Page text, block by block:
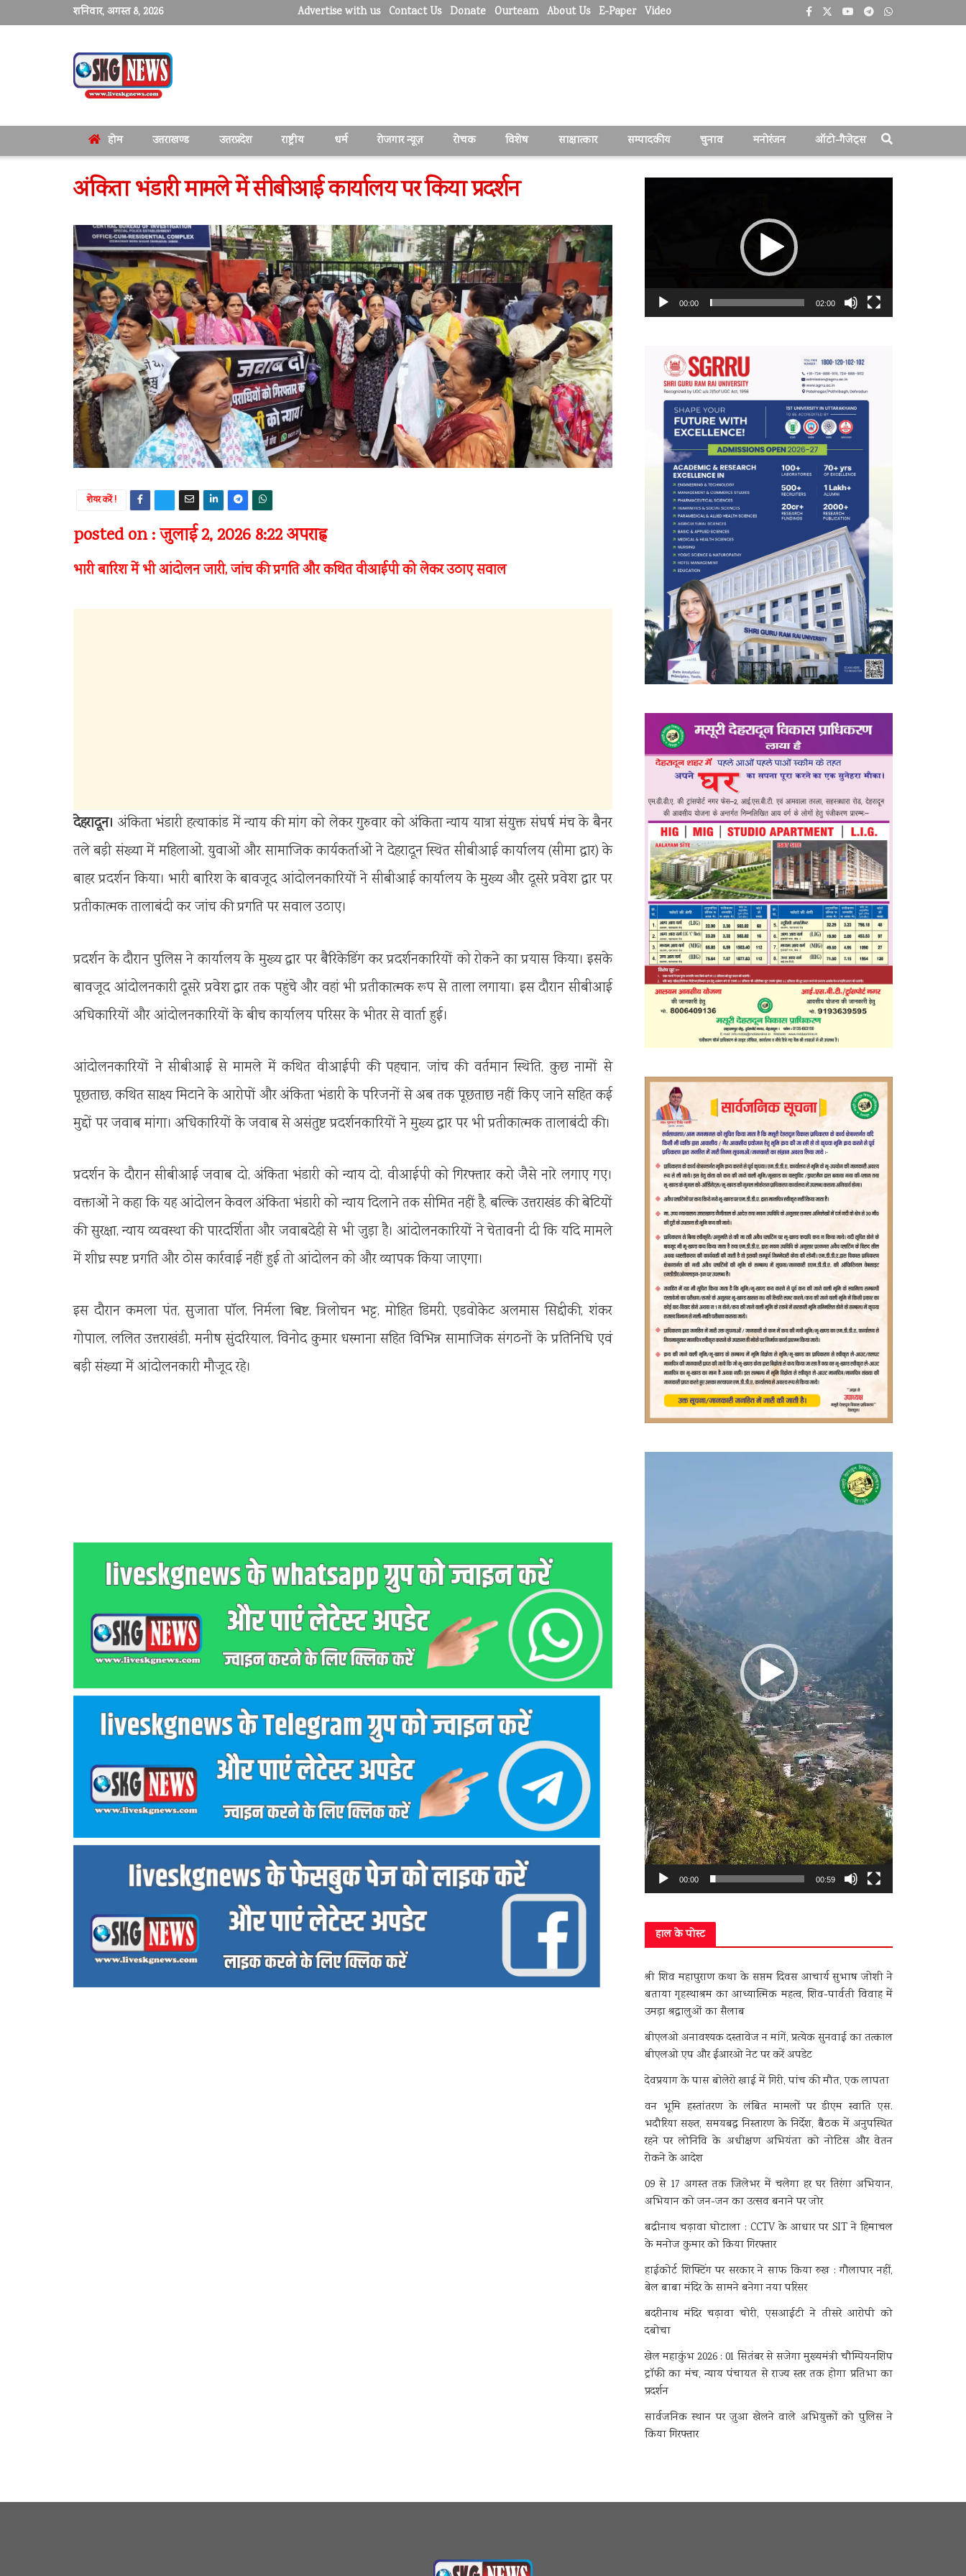
शनिवार, अगस्त 8, 2026 Advertise with us Contact Us Donate Ourteam About Us E-Paper Video
होम उत्तराखण्ड उत्तरप्रदेश राष्ट्रीय धर्म रोजगार न्यूज़ रोचक विशेष साक्षात्कार सम्पादकीय चुनाव मनोरंजन ऑटो-गैजेट्स
अंकिता भंडारी मामले में सीबीआई कार्यालय पर किया प्रदर्शन
शेयर करें !
posted on : जुलाई 2, 2026 8:22 अपराह्न
भारी बारिश में भी आंदोलन जारी, जांच की प्रगति और कथित वीआईपी को लेकर उठाए सवाल
देहरादून। अंकिता भंडारी हत्याकांड में न्याय की मांग को लेकर गुरुवार को अंकिता न्याय यात्रा संयुक्त संघर्ष मंच के बैनर
तले बड़ी संख्या में महिलाओं, युवाओं और सामाजिक कार्यकर्ताओं ने देहरादून स्थित सीबीआई कार्यालय (सीमा द्वार) के
बाहर प्रदर्शन किया। भारी बारिश के बावजूद आंदोलनकारियों ने सीबीआई कार्यालय के मुख्य और दूसरे प्रवेश द्वार पर
प्रतीकात्मक तालाबंदी कर जांच की प्रगति पर सवाल उठाए।
प्रदर्शन के दौरान पुलिस ने कार्यालय के मुख्य द्वार पर बैरिकेडिंग कर प्रदर्शनकारियों को रोकने का प्रयास किया। इसके
बावजूद आंदोलनकारी दूसरे प्रवेश द्वार तक पहुंचे और वहां भी प्रतीकात्मक रूप से ताला लगाया। इस दौरान सीबीआई
अधिकारियों और आंदोलनकारियों के बीच कार्यालय परिसर के भीतर से वार्ता हुई।
आंदोलनकारियों ने सीबीआई से मामले में कथित वीआईपी की पहचान, जांच की वर्तमान स्थिति, कुछ नामों से
पूछताछ, कथित साक्ष्य मिटाने के आरोपों और अंकिता भंडारी के परिजनों से अब तक पूछताछ नहीं किए जाने सहित कई
मुद्दों पर जवाब मांगा। अधिकारियों के जवाब से असंतुष्ट प्रदर्शनकारियों ने मुख्य द्वार पर भी प्रतीकात्मक तालाबंदी की।
प्रदर्शन के दौरान सीबीआई जवाब दो, अंकिता भंडारी को न्याय दो, वीआईपी को गिरफ्तार करो जैसे नारे लगाए गए।
वक्ताओं ने कहा कि यह आंदोलन केवल अंकिता भंडारी को न्याय दिलाने तक सीमित नहीं है, बल्कि उत्तराखंड की बेटियों
की सुरक्षा, न्याय व्यवस्था की पारदर्शिता और जवाबदेही से भी जुड़ा है। आंदोलनकारियों ने चेतावनी दी कि यदि मामले
में शीघ्र स्पष्ट प्रगति और ठोस कार्रवाई नहीं हुई तो आंदोलन को और व्यापक किया जाएगा।
इस दौरान कमला पंत, सुजाता पॉल, निर्मला बिष्ट, त्रिलोचन भट्ट, मोहित डिमरी, एडवोकेट अलमास सिद्दीकी, शंकर
गोपाल, ललित उत्तराखंडी, मनीष सुंदरियाल, विनोद कुमार धस्माना सहित विभिन्न सामाजिक संगठनों के प्रतिनिधि एवं
बड़ी संख्या में आंदोलनकारी मौजूद रहे।
00:00 02:00
00:00 00:59
हाल के पोस्ट
श्री शिव महापुराण कथा के सप्तम दिवस आचार्य सुभाष जोशी ने
बताया गृहस्थाश्रम का आध्यात्मिक महत्व, शिव-पार्वती विवाह में
उमड़ा श्रद्धालुओं का सैलाब
बीएलओ अनावश्यक दस्तावेज न मांगें, प्रत्येक सुनवाई का तत्काल
बीएलओ एप और ईआरओ नेट पर करें अपडेट
देवप्रयाग के पास बोलेरो खाई में गिरी, पांच की मौत, एक लापता
वन भूमि हस्तांतरण के लंबित मामलों पर डीएम स्वाति एस.
भदौरिया सख्त, समयबद्ध निस्तारण के निर्देश, बैठक में अनुपस्थित
रहने पर लोनिवि के अधीक्षण अभियंता को नोटिस और वेतन
रोकने के आदेश
09 से 17 अगस्त तक जिलेभर में चलेगा हर घर तिरंगा अभियान,
अभियान को जन-जन का उत्सव बनाने पर जोर
बद्रीनाथ चढ़ावा घोटाला : CCTV के आधार पर SIT ने हिमाचल
के मनोज कुमार को किया गिरफ्तार
हाईकोर्ट शिफ्टिंग पर सरकार ने साफ किया रुख : गौलापार नहीं,
बेल बाबा मंदिर के सामने बनेगा नया परिसर
बदरीनाथ मंदिर चढ़ावा चोरी, एसआईटी ने तीसरे आरोपी को
दबोचा
खेल महाकुंभ 2026 : 01 सितंबर से सजेगा मुख्यमंत्री चौम्पियनशिप
ट्रॉफी का मंच, न्याय पंचायत से राज्य स्तर तक होगा प्रतिभा का
प्रदर्शन
सार्वजनिक स्थान पर जुआ खेलने वाले अभियुक्तों को पुलिस ने
किया गिरफ्तार